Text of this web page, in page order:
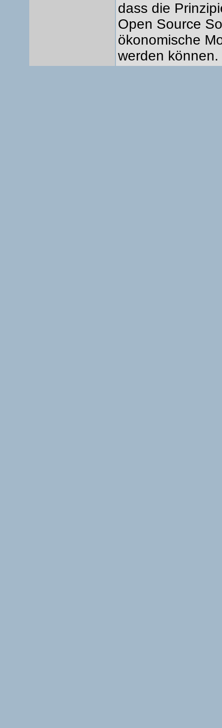
dass die
Open Source
ökonomische
werden können.